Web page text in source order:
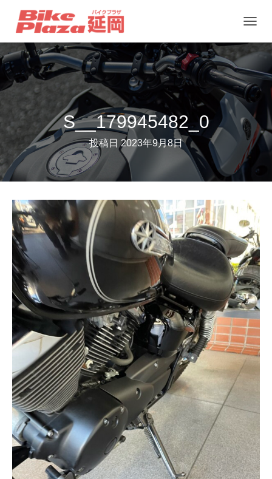
ビ
ー
シ
ョ
ン
を
り
え
S__179945482_0
投稿日2023年9月8日